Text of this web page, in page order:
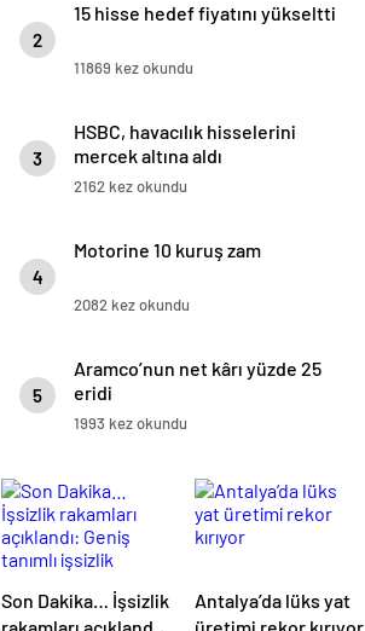
2
15 hisse hedef fiyatını yükseltti
11869 kez okundu
3
HSBC, havacılık hisselerini
mercek altına aldı
2162 kez okundu
4
Motorine 10 kuruş zam
2082 kez okundu
5
Aramco’nun net kârı yüzde 25
eridi
1993 kez okundu
Son Dakika… İşsizlik
Antalya’da lüks yat